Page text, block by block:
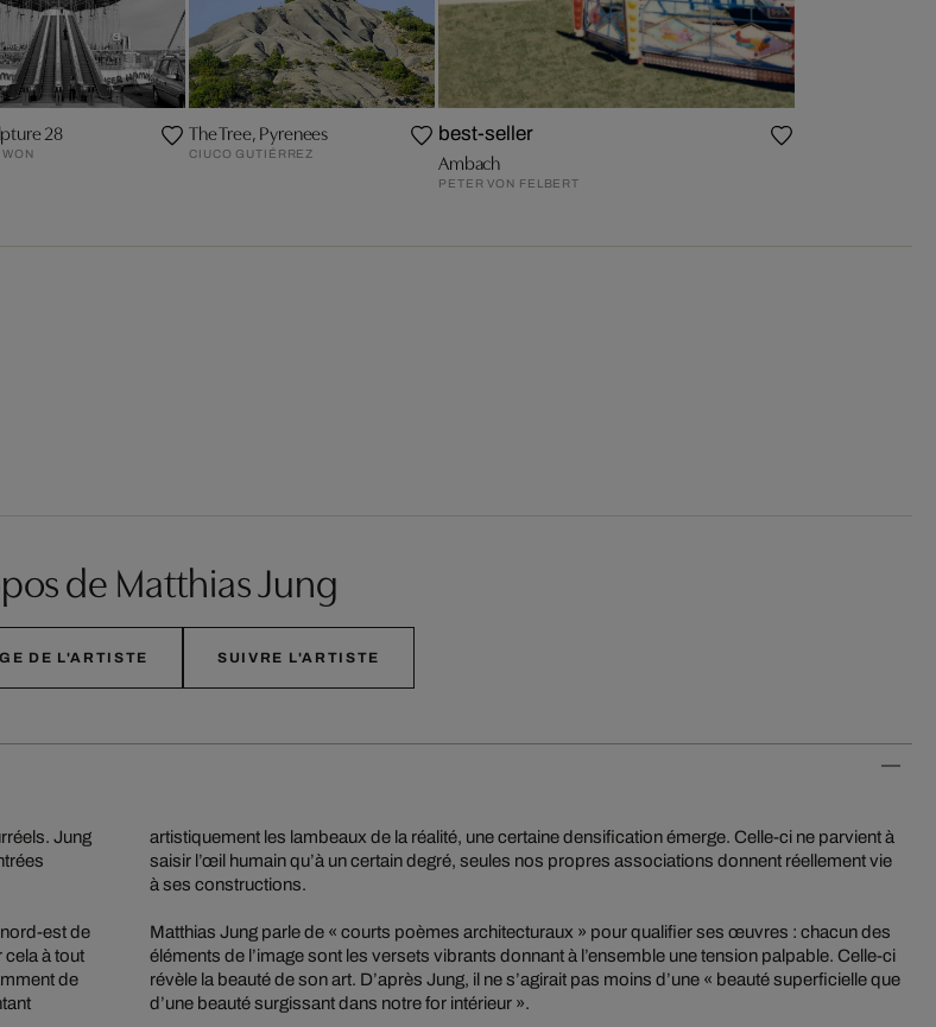
28 The Tree, Pyrenees
CIUCO GUTIÉRREZ
best-seller
Ambach
PETER VON FELBERT
de Matthias Jung
DE L'ARTISTE SUIVRE L'ARTISTE
Jung
est de
cela à tout
de
artistiquement les lambeaux de la réalité, une certaine densification émerge. Celle-ci ne parvient à
saisir l’œil humain qu’à un certain degré, seules nos propres associations donnent réellement vie
à ses constructions.
Matthias Jung parle de « courts poèmes architecturaux » pour qualifier ses œuvres : chacun des
éléments de l’image sont les versets vibrants donnant à l’ensemble une tension palpable. Celle-ci
révèle la beauté de son art. D’après Jung, il ne s’agirait pas moins d’une « beauté superficielle que
d’une beauté surgissant dans notre for intérieur ».